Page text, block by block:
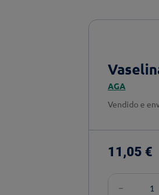
AGA
Vendido e
11 ,05 €
－